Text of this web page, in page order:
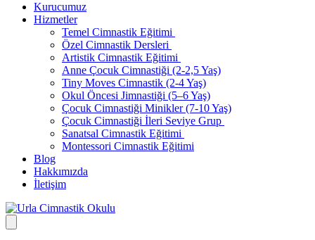
Kurucumuz
Hizmetler
Temel Cimnastik Eğitimi
Özel Cimnastik Dersleri
Artistik Cimnastik Eğitimi
Anne Çocuk Cimnastiği (2-2,5 Yaş)
Tiny Moves Cimnastik (2-4 Yaş)
Okul Öncesi Jimnastiği (5–6 Yaş)
Çocuk Cimnastiği Minikler (7-10 Yaş)
Çocuk Cimnastiği İleri Seviye Grup
Sanatsal Cimnastik Eğitimi
Montessori Cimnastik Eğitimi
Blog
Hakkımızda
İletişim